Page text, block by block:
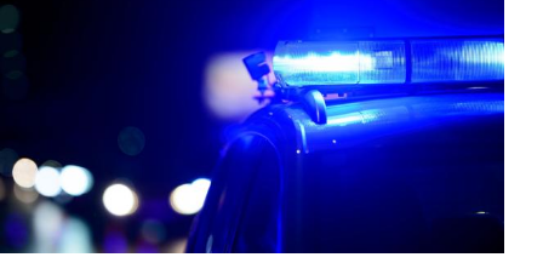
Untermenü
Untermenü